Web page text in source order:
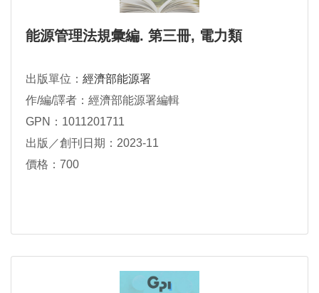
能源管理法規彙編. 第三冊, 電力類
出版單位： 經濟部能源署
作/編/譯者：經濟部能源署編輯
GPN：1011201711
出版／創刊日期：2023-11
價格：700